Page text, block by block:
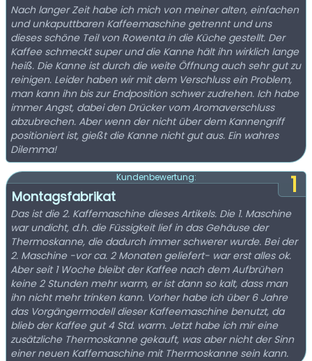
Nach langer Zeit habe ich mich von meiner alten, einfachen
und unkaputtbaren Kaffeemaschine getrennt und uns
dieses schöne Teil von Rowenta in die Küche gestellt. Der
Kaffee schmeckt super und die Kanne hält ihn wirklich lange
heiß. Die Kanne ist durch die weite Öffnung auch sehr gut zu
reinigen. Leider haben wir mit dem Verschluss ein Problem,
man kann ihn bis zur Endposition schwer zudrehen. Ich habe
immer Angst, dabei den Drücker vom Aromaverschluss
abzubrechen. Aber wenn der nicht über dem Kannengriff
positioniert ist, gießt die Kanne nicht gut aus. Ein wahres
Dilemma!
1
Kundenbewertung:
Montagsfabrikat
Das ist die 2. Kaffemaschine dieses Artikels. Die 1. Maschine
war undicht, d.h. die Füssigkeit lief in das Gehäuse der
Thermoskanne, die dadurch immer schwerer wurde. Bei der
2. Maschine -vor ca. 2 Monaten geliefert- war erst alles ok.
Aber seit 1 Woche bleibt der Kaffee nach dem Aufbrühen
keine 2 Stunden mehr warm, er ist dann so kalt, dass man
ihn nicht mehr trinken kann. Vorher habe ich über 6 Jahre
das Vorgängermodell dieser Kaffeemaschine benutzt, da
blieb der Kaffee gut 4 Std. warm. Jetzt habe ich mir eine
zusätzliche Thermoskanne gekauft, was aber nicht der Sinn
einer neuen Kaffemaschine mit Thermoskanne sein kann.